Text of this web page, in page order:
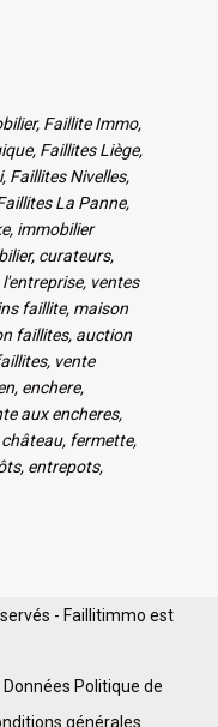
Faillite Immo,
Faillites Liège,
Faillites Nivelles,
La Panne,
immobilier
curateurs,
ventes
faillite, maison
faillites, auction
vente
enchere,
aux encheres,
fermette,
entrepots,
- Faillitimmo est
Politique de
générales